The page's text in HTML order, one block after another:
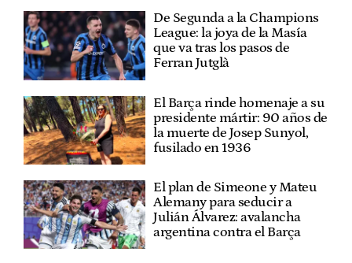
De Segunda a la Champions
League: la joya de la Masía
que va tras los pasos de
Ferran Jutglà
El Barça rinde homenaje a su
presidente mártir: 90 años de
la muerte de Josep Sunyol,
fusilado en 1936
El plan de Simeone y Mateu
Alemany para seducir a
Julián Álvarez: avalancha
argentina contra el Barça